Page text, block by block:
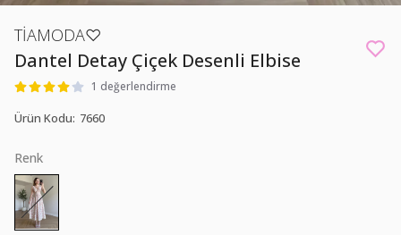
TİAMODA♡
Dantel Detay Çiçek Desenli Elbise
1 değerlendirme
Ürün Kodu: 7660
Renk